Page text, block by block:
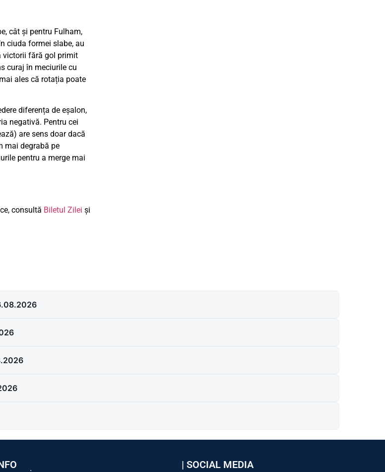
cât și pentru Fulham,
ciuda formei slabe, au
victorii fără gol primit
curaj în meciurile cu
ales că rotația poate
diferența de eșalon,
negativă. Pentru cei
are sens doar dacă
mai degrabă pe
pentru a merge mai
consultă Biletul Zilei și
| SOCIAL MEDIA